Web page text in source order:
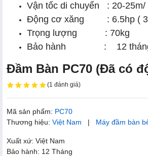
Vận tốc di chuyển : 20-25m/
Động cơ xăng : 6.5hp (
Trọng lượng : 70kg
Bảo hành : 12
Đầm Bàn PC70 (Đã có
(1 đánh giá)
Mã sản phẩm: PC70
Thương hiệu: Việt Nam | Máy đầm bàn
Xuất xứ: Việt Nam
Bảo hành: 12 Tháng